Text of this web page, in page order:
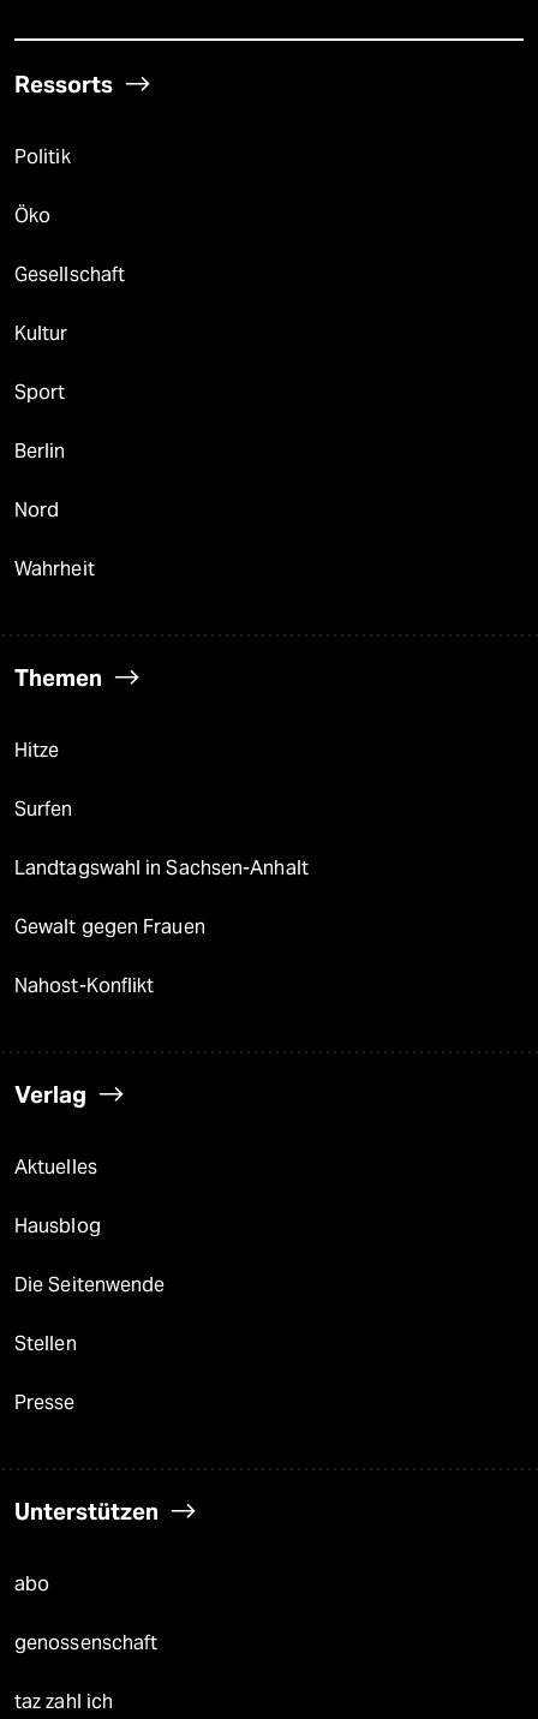
Ressorts
Politik
Öko
Gesellschaft
Kultur
Sport
Berlin
Nord
Wahrheit
Themen
Hitze
Surfen
Landtagswahl in Sachsen-Anhalt
Gewalt gegen Frauen
Nahost-Konflikt
Verlag
Aktuelles
Hausblog
Die Seitenwende
Stellen
Presse
Unterstützen
abo
genossenschaft
taz zahl ich